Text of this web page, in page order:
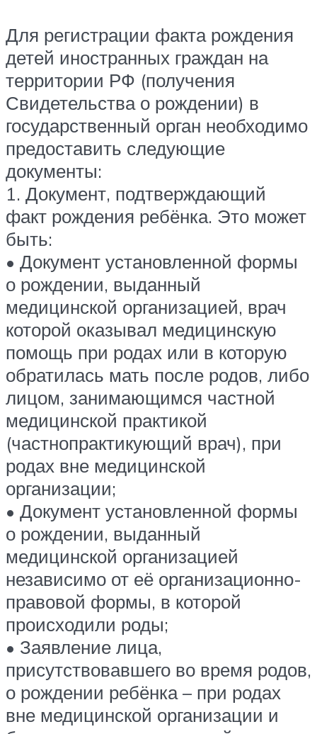
Для регистрации факта рождения
детей иностранных граждан на
территории РФ (получения
Свидетельства о рождении) в
государственный орган необходимо
предоставить следующие
документы:
1. Документ, подтверждающий
факт рождения ребёнка. Это может
быть:
• Документ установленной формы
о рождении, выданный
медицинской организацией, врач
которой оказывал медицинскую
помощь при родах или в которую
обратилась мать после родов, либо
лицом, занимающимся частной
медицинской практикой
(частнопрактикующий врач), при
родах вне медицинской
организации;
• Документ установленной формы
о рождении, выданный
медицинской организацией
независимо от её организационно-
правовой формы, в которой
происходили роды;
• Заявление лица,
присутствовавшего во время родов,
о рождении ребёнка – при родах
вне медицинской организации и